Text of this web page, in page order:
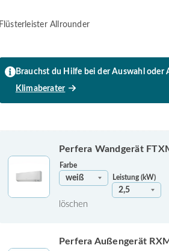
Flüsterleister Allrounder
Brauchst du Hilfe bei der Auswahl oder
Klimaberater
Perfera Wandgerät
Farbe
Leistung (kW)
löschen
Perfera Außengerät